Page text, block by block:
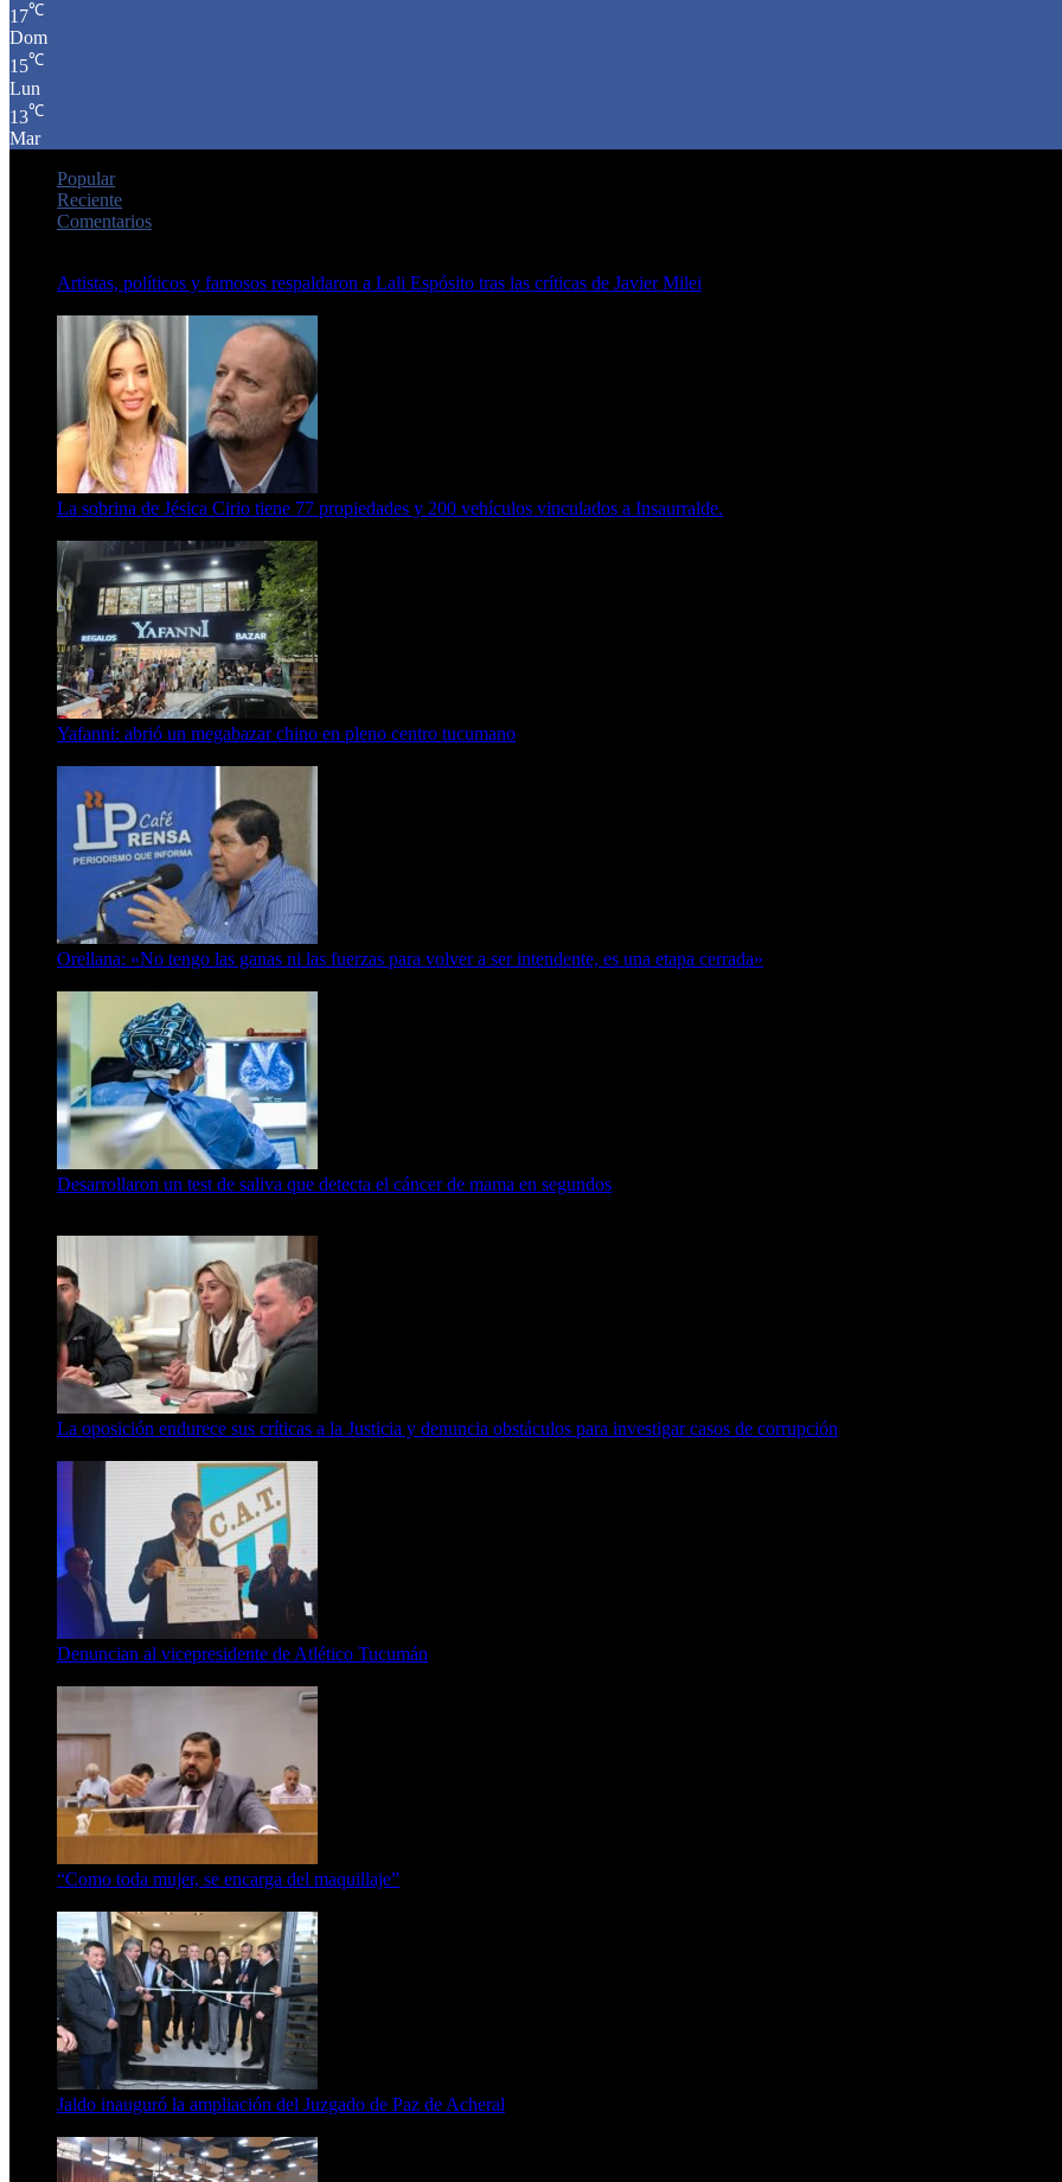
17℃
Dom
15℃
Lun
13℃
Mar
Popular
Reciente
Comentarios
Artistas, políticos y famosos respaldaron a Lali Espósito tras las críticas de Javier Milei
La sobrina de Jésica Cirio tiene 77 propiedades y 200 vehículos vinculados a Insaurralde.
Yafanni: abrió un megabazar chino en pleno centro tucumano
Orellana: «No tengo las ganas ni las fuerzas para volver a ser intendente, es una etapa cerrada»
Desarrollaron un test de saliva que detecta el cáncer de mama en segundos
La oposición endurece sus críticas a la Justicia y denuncia obstáculos para investigar casos de corrupción
Denuncian al vicepresidente de Atlético Tucumán
“Como toda mujer, se encarga del maquillaje”
Jaldo inauguró la ampliación del Juzgado de Paz de Acheral